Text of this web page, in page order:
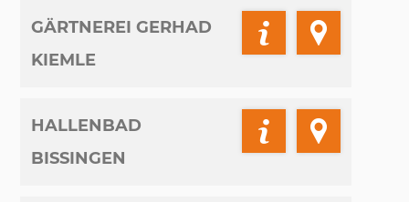
GÄRTNEREI GERHAD
KIEMLE
HALLENBAD
BISSINGEN